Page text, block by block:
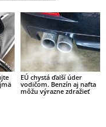
EÚ chystá ďalší úder
vodičom. Benzín aj nafta
môžu výrazne zdražieť